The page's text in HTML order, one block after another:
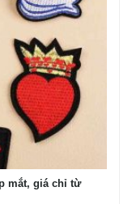
mắt, giá chỉ từ